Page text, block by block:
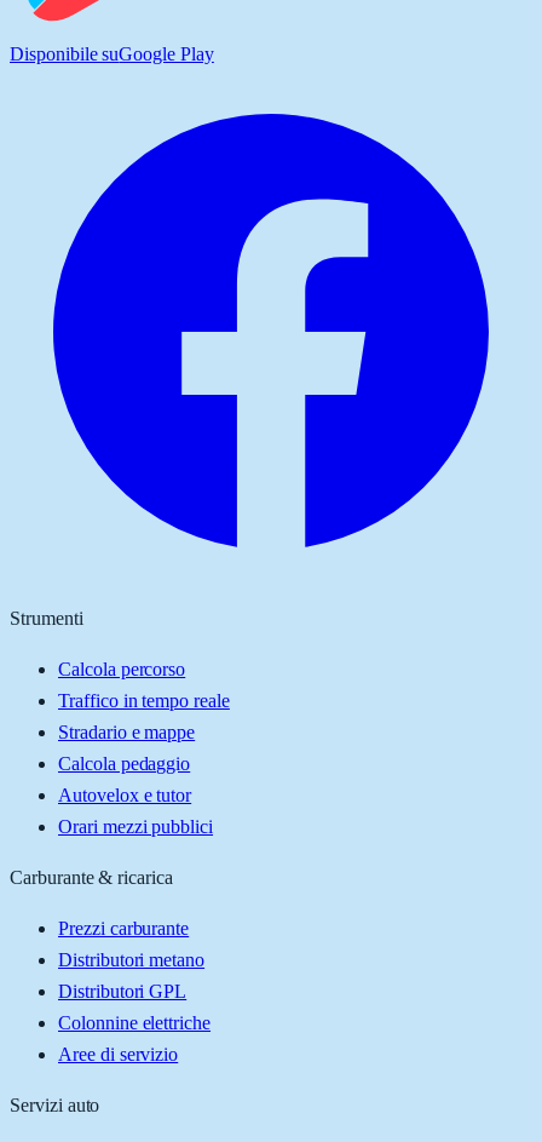
Disponibile suGoogle Play
Strumenti
Calcola percorso
Traffico in tempo reale
Stradario e mappe
Calcola pedaggio
Autovelox e tutor
Orari mezzi pubblici
Carburante & ricarica
Prezzi carburante
Distributori metano
Distributori GPL
Colonnine elettriche
Aree di servizio
Servizi auto